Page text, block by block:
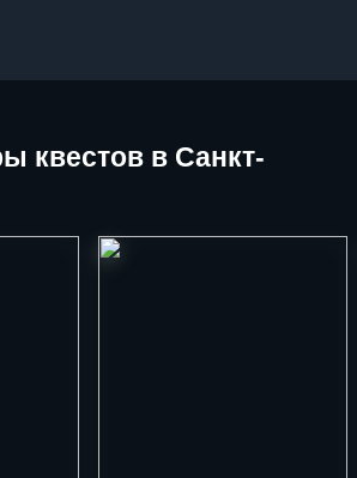
квестов в Санкт-